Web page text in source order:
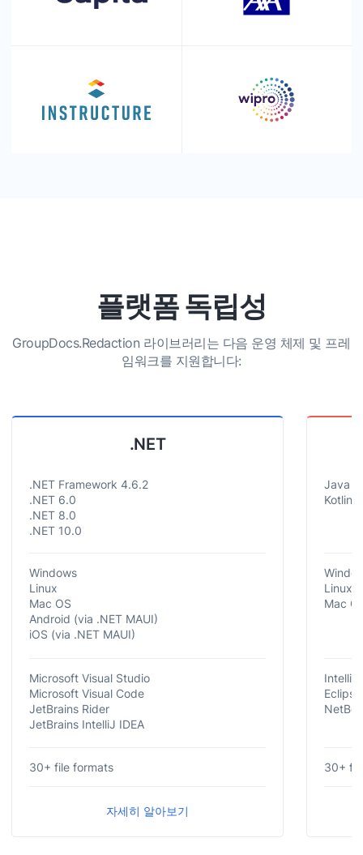
플랫폼 독립성
GroupDocs.Redaction 라이브러리는 다음 운영 체제 및 프레
임워크를 지원합니다:
.NET
.NET Framework 4.6.2
.NET 6.0
.NET 8.0
.NET 10.0
Windows
Linux
Mac OS
Android (via .NET MAUI)
iOS (via .NET MAUI)
Microsoft Visual Studio
Microsoft Visual Code
JetBrains Rider
JetBrains IntelliJ IDEA
30+ file formats
자세히 알아보기
Java 8
Kotlin
Linux
Mac
IntelliJ
Eclipse
30+